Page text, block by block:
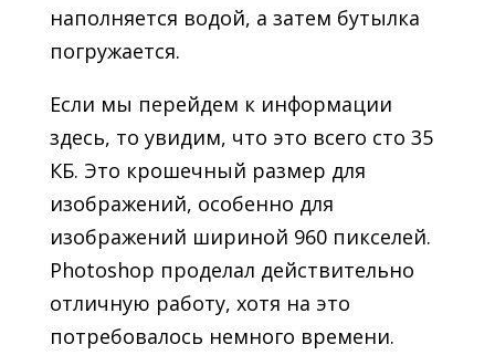
наполняется водой, а затем бутылка
погружается.
Если мы перейдем к информации
здесь, то увидим, что это всего сто 35
КБ. Это крошечный размер для
изображений, особенно для
изображений шириной 960 пикселей.
Photoshop проделал действительно
отличную работу, хотя на это
потребовалось немного времени.